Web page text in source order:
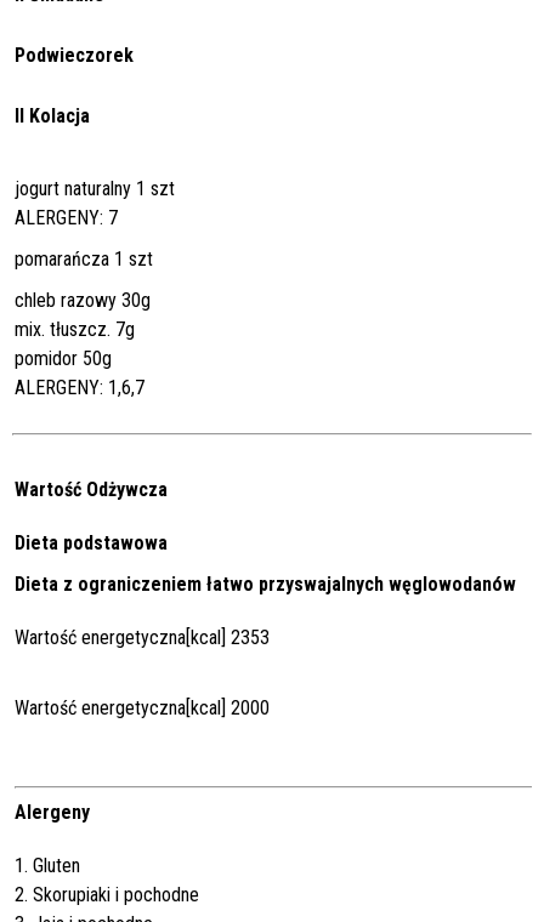
Podwieczorek
II Kolacja
jogurt naturalny 1 szt
ALERGENY: 7
pomarańcza 1 szt
chleb razowy 30g
mix. tłuszcz. 7g
pomidor 50g
ALERGENY: 1,6,7
Wartość Odżywcza
Dieta podstawowa
Dieta z ograniczeniem łatwo przyswajalnych węglowodanów
Wartość energetyczna[kcal] 2353
Wartość energetyczna[kcal] 2000
Alergeny
1. Gluten
2. Skorupiaki i pochodne